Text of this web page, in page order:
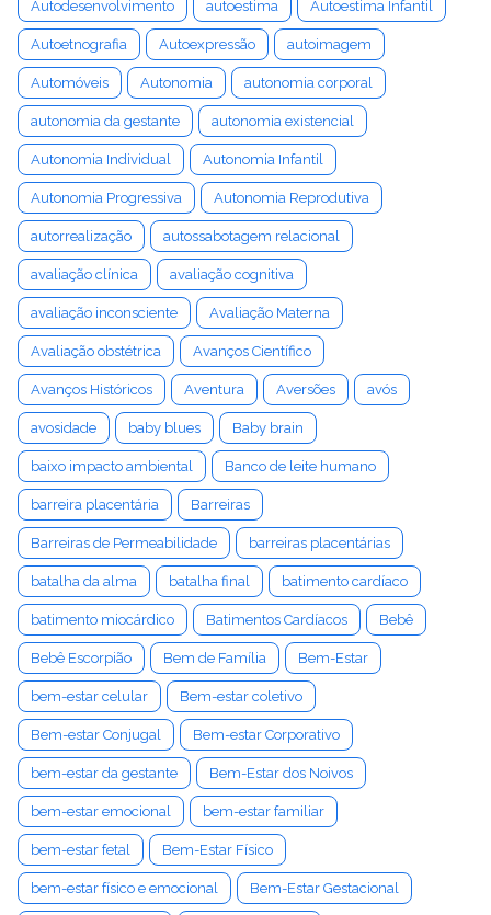
Autodesenvolvimento autoestima Autoestima Infantil
Autoetnografia Autoexpressão autoimagem
Automóveis Autonomia autonomia corporal
autonomia da gestante autonomia existencial
Autonomia Individual Autonomia Infantil
Autonomia Progressiva Autonomia Reprodutiva
autorrealização autossabotagem relacional
avaliação clínica avaliação cognitiva
avaliação inconsciente Avaliação Materna
Avaliação obstétrica Avanços Científico
Avanços Históricos Aventura Aversões avós
avosidade baby blues Baby brain
baixo impacto ambiental Banco de leite humano
barreira placentária Barreiras
Barreiras de Permeabilidade barreiras placentárias
batalha da alma batalha final batimento cardíaco
batimento miocárdico Batimentos Cardíacos Bebê
Bebê Escorpião Bem de Família Bem-Estar
bem-estar celular Bem-estar coletivo
Bem-estar Conjugal Bem-estar Corporativo
bem-estar da gestante Bem-Estar dos Noivos
bem-estar emocional bem-estar familiar
bem-estar fetal Bem-Estar Físico
bem-estar físico e emocional Bem-Estar Gestacional